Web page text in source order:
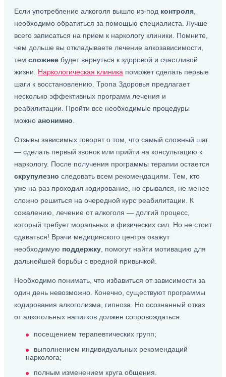
Если употребление алкоголя вышло из-под контроля
необходимо обратиться за помощью специалиста. Лучше
всего записаться на прием к наркологу клиники. Помните,
чем дольше вы откладываете лечение алкозависимости,
тем сложнее будет вернуться к здоровой и счастливой
жизни. Наркологическая клиника поможет сделать первые
шаги к восстановлению. Тропа Здоровья предлагает
несколько эффективных программ лечения и
реабилитации. Пройти все необходимые процедуры
можно анонимно
Отзывы зависимых говорят о том, что самый сложный шаг
— сделать первый звонок или прийти на консультацию к
наркологу. После получения программы терапии остается
скрупулезно следовать всем рекомендациям. Тем, кто
уже на раз проходил кодирование, но срывался, не менее
сложно решиться на очередной курс реабилитации. К
сожалению, лечение от алкоголя — долгий процесс,
который требует моральных и физических сил. Но не стоит
сдаваться! Врачи медицинского центра окажут
необходимую поддержку , помогут найти мотивацию для
дальнейшей борьбы с вредной привычкой.
Необходимо понимать, что избавиться от зависимости за
один день невозможно. Конечно, существуют программы
кодирования алкоголизма, гипноза. Но осознанный отказ
от алкогольных напитков должен сопровождаться:
посещением терапевтических групп;
выполнением индивидуальных рекомендаций
нарколога;
полным изменением круга общения.